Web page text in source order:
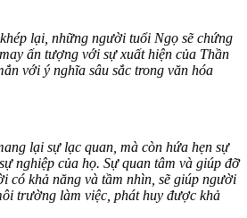
lại, những người tuổi Ngọ sẽ chứng
ấn tượng với sự xuất hiện của Thần
với ý nghĩa sâu sắc trong văn hóa
lại sự lạc quan, mà còn hứa hẹn sự
nghiệp của họ. Sự quan tâm và giúp đỡ
có khả năng và tầm nhìn, sẽ giúp người
trường làm việc, phát huy được khả